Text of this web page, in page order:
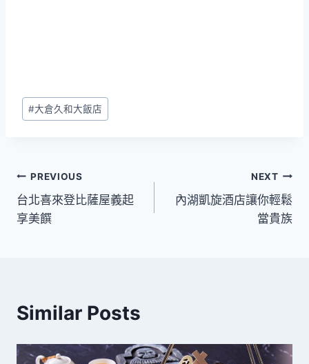
Post
Tags:
#大倉久和大飯店
文
章
PREVIOUS
台北喜來登比薩屋義起
享美饌
NEXT
內湖凱旋酒店讓你輕鬆
當貴族
Similar Posts